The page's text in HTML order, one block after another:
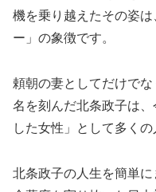
機を乗り越えたその姿
ー」の象徴です。
頼朝の妻としてだけで
名を刻んだ北条政子は
した女性」として多く
北条政子の人生を簡単